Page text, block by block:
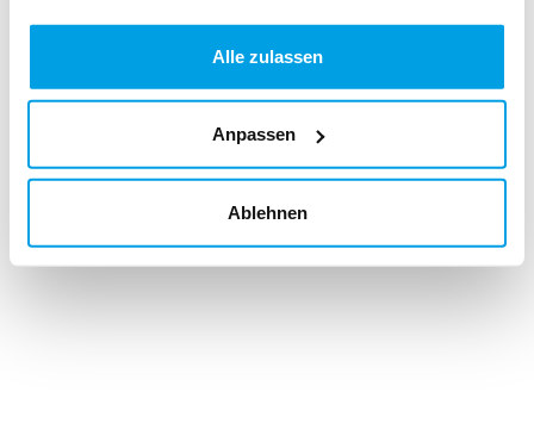
Alle zulassen
Anpassen
Ablehnen